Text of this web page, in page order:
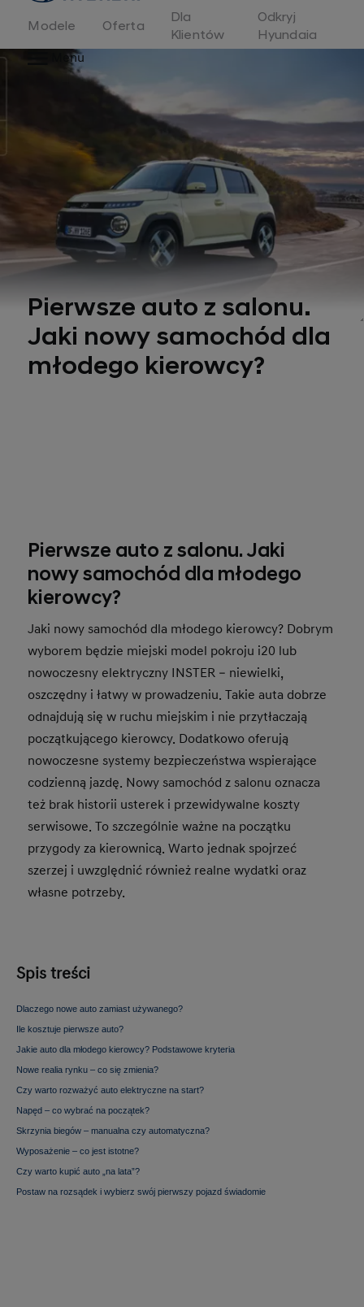
Modele Oferta
Dla
Klientów
Odkryj
Hyundaia
Menu
Pierwsze auto z salonu.
Jaki nowy samochód dla
młodego kierowcy?
Pierwsze auto z salonu. Jaki
nowy samochód dla młodego
kierowcy?
Jaki nowy samochód dla młodego kierowcy? Dobrym
wyborem będzie miejski model pokroju i20 lub
nowoczesny elektryczny INSTER – niewielki,
oszczędny i łatwy w prowadzeniu. Takie auta dobrze
odnajdują się w ruchu miejskim i nie przytłaczają
początkującego kierowcy. Dodatkowo oferują
nowoczesne systemy bezpieczeństwa wspierające
codzienną jazdę. Nowy samochód z salonu oznacza
też brak historii usterek i przewidywalne koszty
serwisowe. To szczególnie ważne na początku
przygody za kierownicą. Warto jednak spojrzeć
szerzej i uwzględnić również realne wydatki oraz
własne potrzeby.
Spis treści
Dlaczego nowe auto zamiast używanego?
Ile kosztuje pierwsze auto?
Jakie auto dla młodego kierowcy? Podstawowe kryteria
Nowe realia rynku – co się zmienia?
Czy warto rozważyć auto elektryczne na start?
Napęd – co wybrać na początek?
Skrzynia biegów – manualna czy automatyczna?
Wyposażenie – co jest istotne?
Czy warto kupić auto „na lata”?
Postaw na rozsądek i wybierz swój pierwszy pojazd świadomie